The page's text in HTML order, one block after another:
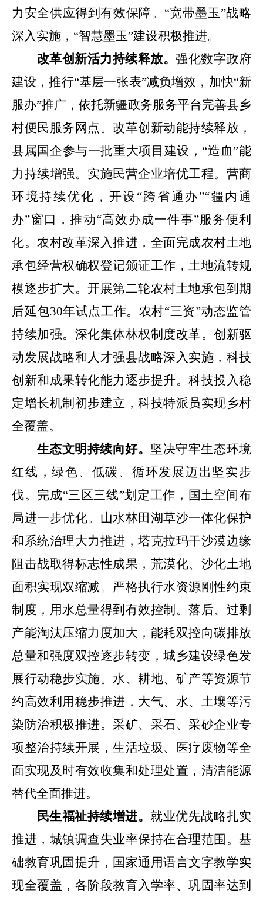
力安全供应得到有效保障。 “宽带墨玉”战略
深入实施， “智慧墨玉”建设积极推进。
改革创新活力持续释放。强化数字政府
建设，推行“基层一张表”减负增效，加快“新
服办”推广，依托新疆政务服务平台完善县乡
村便民服务网点。改革创新动能持续释放，
县属国企参与一批重大项目建设，“造血”能
力持续增强。实施民营企业培优工程。营商
环境持续优化， 开设 “跨省通办”“疆内通
办”窗口，推动“高效办成一件事”服务便利
化。农村改革深入推进 ， 全面完成农村土地
承包经营权确权登记颁证工作，土地流转规
模逐步扩大。开展第二轮农村土地承包到期
后延包30年试点工作。 农村“三资”动态监管
持续加强。 深化集体林权制度改革。创新驱
动发展战略和人才强县战略深入实施，科技
创新和成果转化能力逐步提升。科技投入稳
定增长机制初步建立，科技特派员实现乡村
全覆盖。
生态文明持续向好。 坚决守牢生态环境
红线，绿色、低碳、循环发展迈出坚实步
伐。完成“三区三线”划定工作， 国土空间布
局进一步优化。山水林田湖草沙一体化保护
和系统治理大力推进，塔克拉玛干沙漠边缘
阻击战取得标志性成果，荒漠化、沙化土地
面积实现双缩减。严格执行水资源刚性约束
制度，用水总量得到有效控制。落后、过剩
产能淘汰压缩力度加大，能耗双控向碳排放
总量和强度双控逐步转变，城乡建设绿色发
展行动稳步实施。水、耕地、矿产等资源节
约高效利用稳步推进，大气、水、土壤等污
染防治积极推进。采矿、采石、采砂企业专
项整治持续开展，生活垃圾、医疗废物等全
面实现及时有效收集和处理处置，清洁能源
替代全面推进。
民生福祉持续增进。 就业优先战略扎实
推进，城镇调查失业率保持在合理范围 。基
础教育巩固提升，国家通用语言文字教学实
现全覆盖，各阶段教育入学率、巩固率达到